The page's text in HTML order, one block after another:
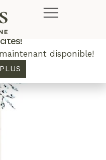
Plus de rabais.
disponible!